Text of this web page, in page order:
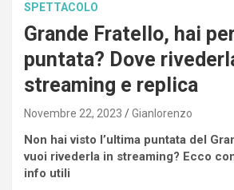
SPETTACOLO
Grande Fratello, hai
puntata? Dove
streaming e replica
Novembre 22, 2023 Gianlorenzo
Non hai visto l’ultima puntata del
vuoi rivederla in streaming? Ecco
info utili